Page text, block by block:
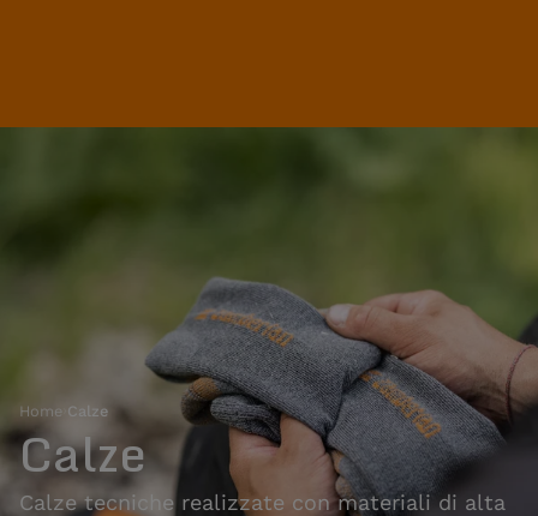
Home Calze
Calze
Calze tecniche realizzate con materiali di alta